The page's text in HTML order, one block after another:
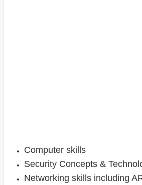
Computer skills
Security Concepts &
Networking skills including